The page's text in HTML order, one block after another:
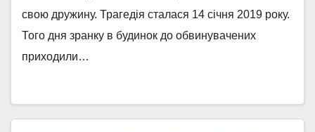
свою дружину. Трагедія сталася 14 січня 2019 року.
Того дня зранку в будинок до обвинувачених
приходили…